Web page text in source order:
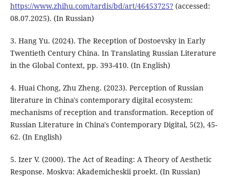
https://www.zhihu.com/tardis/bd/art/46453725?(accessed:
08.07.2025). (In Russian)
3. Hang Yu. (2024). The Reception of Dostoevsky in Early
Twentieth Century China. In Translating Russian Literature
in the Global Context, pp. 393-410. (In English)
4. Huai Chong, Zhu Zheng. (2023). Perception of Russian
literature in China's contemporary digital ecosystem:
mechanisms of reception and transformation. Reception of
Russian Literature in China's Contemporary Digital, 5(2), 45-
62. (In English)
5. Izer V. (2000). The Act of Reading: A Theory of Aesthetic
Response. Moskva: Akademicheskii proekt. (In Russian)